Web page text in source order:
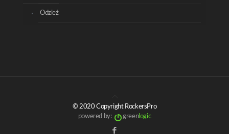
Odzież
© 2020 Copyright RockersPro
powered by:
greenlogic